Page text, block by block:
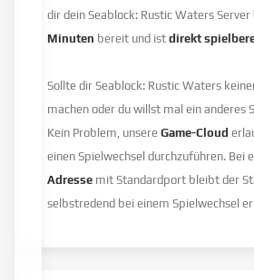
dir dein Seablock: Rustic Waters Server
Minuten bereit und istdirekt
Sollte dir Seablock: Rustic Waters
machen oder du willst mal ein anderes
Kein Problem, unsereGame-Cloud
einen Spielwechsel durchzuführen. Bei
Adresse mit Standardport bleibt der
selbstredend bei einem Spielwechsel